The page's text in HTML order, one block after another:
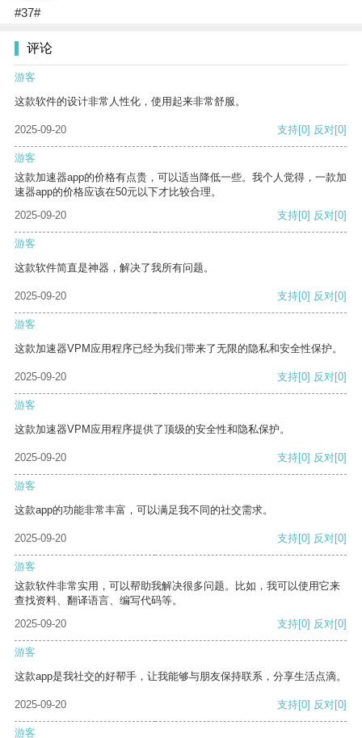
#37#
评论
游客
这款软件的设计非常人性化，使用起来非常舒服。
2025-09-20 支持[0] 反对[0]
游客
这款加速器app的价格有点贵，可以适当降低一些。我个人觉得，一款加
速器app的价格应该在50元以下才比较合理。
2025-09-20
支持[0] 反对[0]
游客
这款软件简直是神器，解决了我所有问题。
2025-09-20 支持[0] 反对[0]
游客
这款加速器VPM应用程序已经为我们带来了无限的隐私和安全性保护。
2025-09-20 支持[0] 反对[0]
游客
这款加速器VPM应用程序提供了顶级的安全性和隐私保护。
2025-09-20 支持[0] 反对[0]
游客
这款app的功能非常丰富，可以满足我不同的社交需求。
2025-09-20 支持[0] 反对[0]
游客
这款软件非常实用，可以帮助我解决很多问题。比如，我可以使用它来
查找资料、翻译语言、编写代码等。
2025-09-20
支持[0] 反对[0]
游客
这款app是我社交的好帮手，让我能够与朋友保持联系，分享生活点滴。
2025-09-20 支持[0] 反对[0]
游客